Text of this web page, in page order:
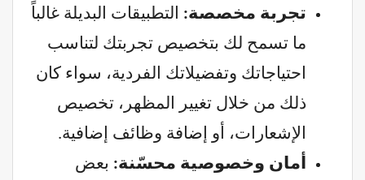
تجربة مخصصة: التطبيقات البديلة غالباً
ما تسمح لك بتخصيص تجربتك لتناسب
احتياجاتك وتفضيلاتك الفردية، سواء كان
ذلك من خلال تغيير المظهر، تخصيص
الإشعارات، أو إضافة وظائف إضافية.
أمان وخصوصية محسّنة: بعض